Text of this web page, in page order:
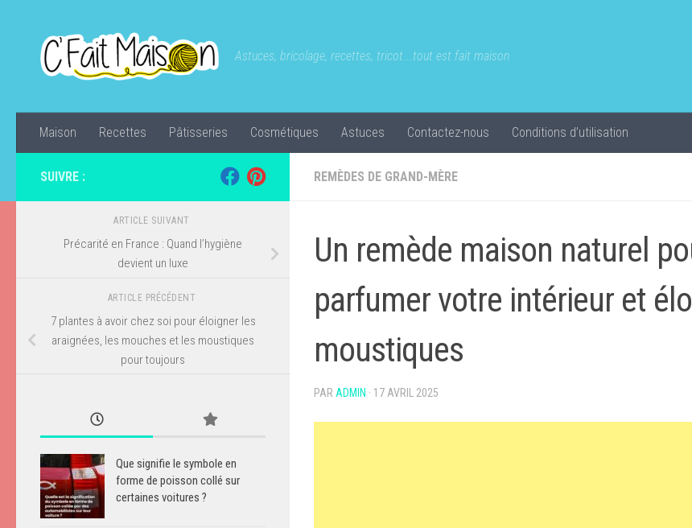
Astuces, bricolage, recettes, tricot...tout est fait maison
Maison Recettes Pâtisseries Cosmétiques Astuces Contactez-nous Conditions d’utilisation
REMÈDES DE GRAND-MÈRE
Un remède maison naturel
parfumer votre intérieur et
moustiques
PAR ADMIN · 17 AVRIL 2025
SUIVRE :
ARTICLE SUIVANT
Précarité en France : Quand l’hygiène
devient un luxe
ARTICLE PRÉCÉDENT
7 plantes à avoir chez soi pour éloigner les
araignées, les mouches et les moustiques
pour toujours
Que signifie le symbole en
forme de poisson collé sur
certaines voitures ?